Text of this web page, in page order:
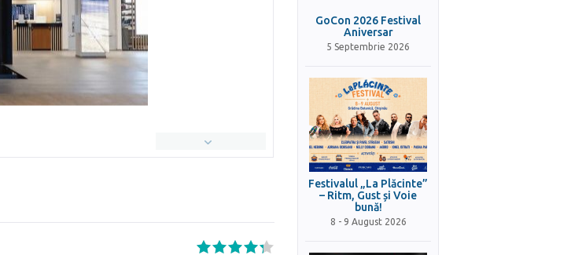
GoCon 2026 Festival
Aniversar
5 Septembrie 2026
Festivalul „La Plăcinte”
– Ritm, Gust și Voie
bună!
8 - 9 August 2026